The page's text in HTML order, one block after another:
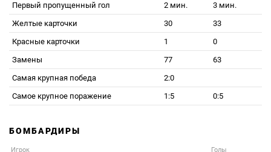
Первый пропущенный гол
2 мин.
3 мин.
Желтые карточки
30
33
Красные карточки
1
0
Замены
77
63
Самая крупная победа
2:0
Самое крупное поражение
1:5 0:5
БОМБАРДИРЫ
Игрок Голы